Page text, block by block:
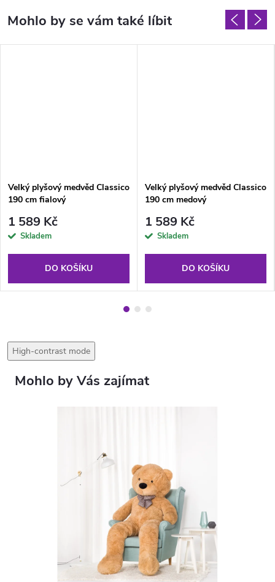
Velký plyšový medvěd Classico
190 cm fialový
1 589 Kč
Skladem
DO KOŠÍKU
Velký plyšový medvěd Classico
190 cm medový
1 589 Kč
Skladem
DO KOŠÍKU
High-contrast mode